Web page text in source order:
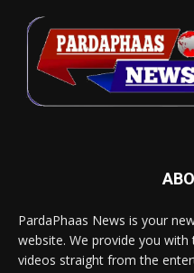
PardaPhaas News is your
website. We provide you
videos straight from the